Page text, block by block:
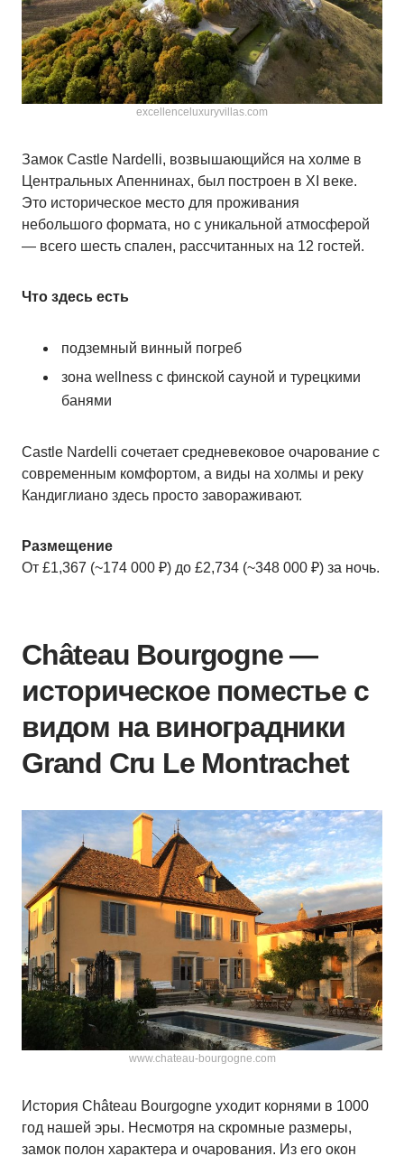
excellenceluxuryvillas.com
Замок Castle Nardelli, возвышающийся на холме в
Центральных Апеннинах, был построен в XI веке.
Это историческое место для проживания
небольшого формата, но с уникальной атмосферой
— всего шесть спален, рассчитанных на 12 гостей.
Что здесь есть
подземный винный погреб
зона wellness с финской сауной и турецкими
банями
Castle Nardelli сочетает средневековое очарование с
современным комфортом, а виды на холмы и реку
Кандиглиано здесь просто завораживают.
Размещение
От £1,367 (~174 000 ₽) до £2,734 (~348 000 ₽) за ночь.
Château Bourgogne —
историческое поместье с
видом на виноградники
Grand Cru Le Montrachet
www.chateau-bourgogne.com
История Château Bourgogne уходит корнями в 1000
год нашей эры. Несмотря на скромные размеры,
замок полон характера и очарования. Из его окон